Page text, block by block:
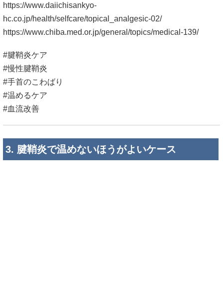
https://www.daiichisankyo-
hc.co.jp/health/selfcare/topical_analgesic-02/
https://www.chiba.med.or.jp/general/topics/medical-139/
#腱鞘炎ケア
#慢性腱鞘炎
#手首のこわばり
#温めるケア
#血流改善
3. 腱鞘炎で温めないほうがよいケース